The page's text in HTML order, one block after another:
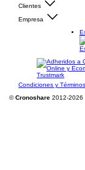
Clientes
Empresa
Condiciones y
©Cronoshare 2012-2026